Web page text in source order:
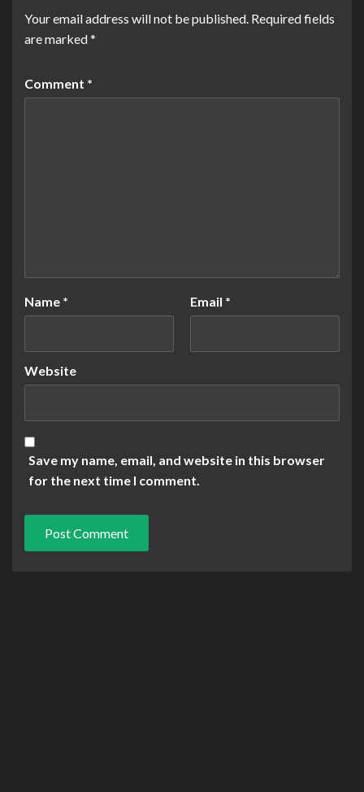
Your email address will not be published. Required fields
are marked*
Comment *
Name * Email *
Website
Save my name, email, and website in this browser
for the next time I comment.